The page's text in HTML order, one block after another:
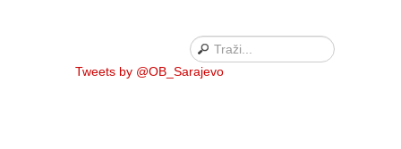
Tweets by @OB_Sarajevo